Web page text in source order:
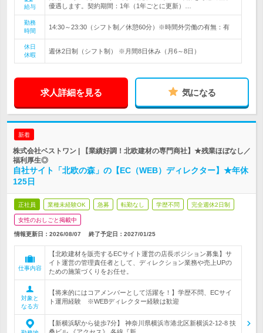
給与
優遇します。契約期間：1年（1年ごとに更新）…
勤務
時間
14:30～23:30（シフト制／休憩60分）※時間外労働の有無：有
休日
休暇
週休2日制（シフト制） ※月間8日休み（月6～8日）
求人詳細を見る 気になる
新着
株式会社ベストワン | 【業績好調！北欧建材の専門商社】★残業ほぼなし／
福利厚生◎
自社サイト「北欧の森」の【EC（WEB）ディレクター】★年休
125日
正社員 業種未経験OK 急募 転勤なし 学歴不問 完全週休2日制
女性のおしごと掲載中
情報更新日：2026/08/07 終了予定日： 2027/01/25
仕事内容
【北欧建材を販売するECサイト運営の店長ポジション募集】サ
イト運営の管理責任者として、ディレクション業務や売上UPの
ための施策づくりをお任せ。
対象と
なる方
【将来的にはコアメンバーとして活躍を！】学歴不問、ECサイ
ト運用経験 ※WEBディレクター経験は歓迎
【新横浜駅から徒歩7分】 神奈川県横浜市港北区新横浜2-12-8 扶